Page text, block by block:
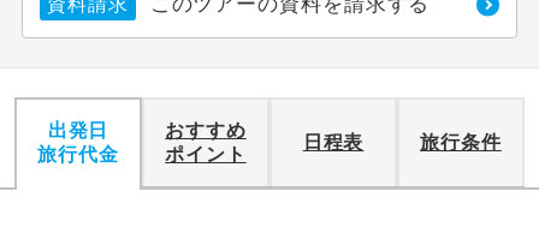
資料請求
出発日
旅行代金
おすすめ
ポイント
日程表 旅行条件
中部国際空港
リクエスト受付
大阪府
リクエスト受付
5,000 円
伊丹空港 リクエスト受付 5,000円